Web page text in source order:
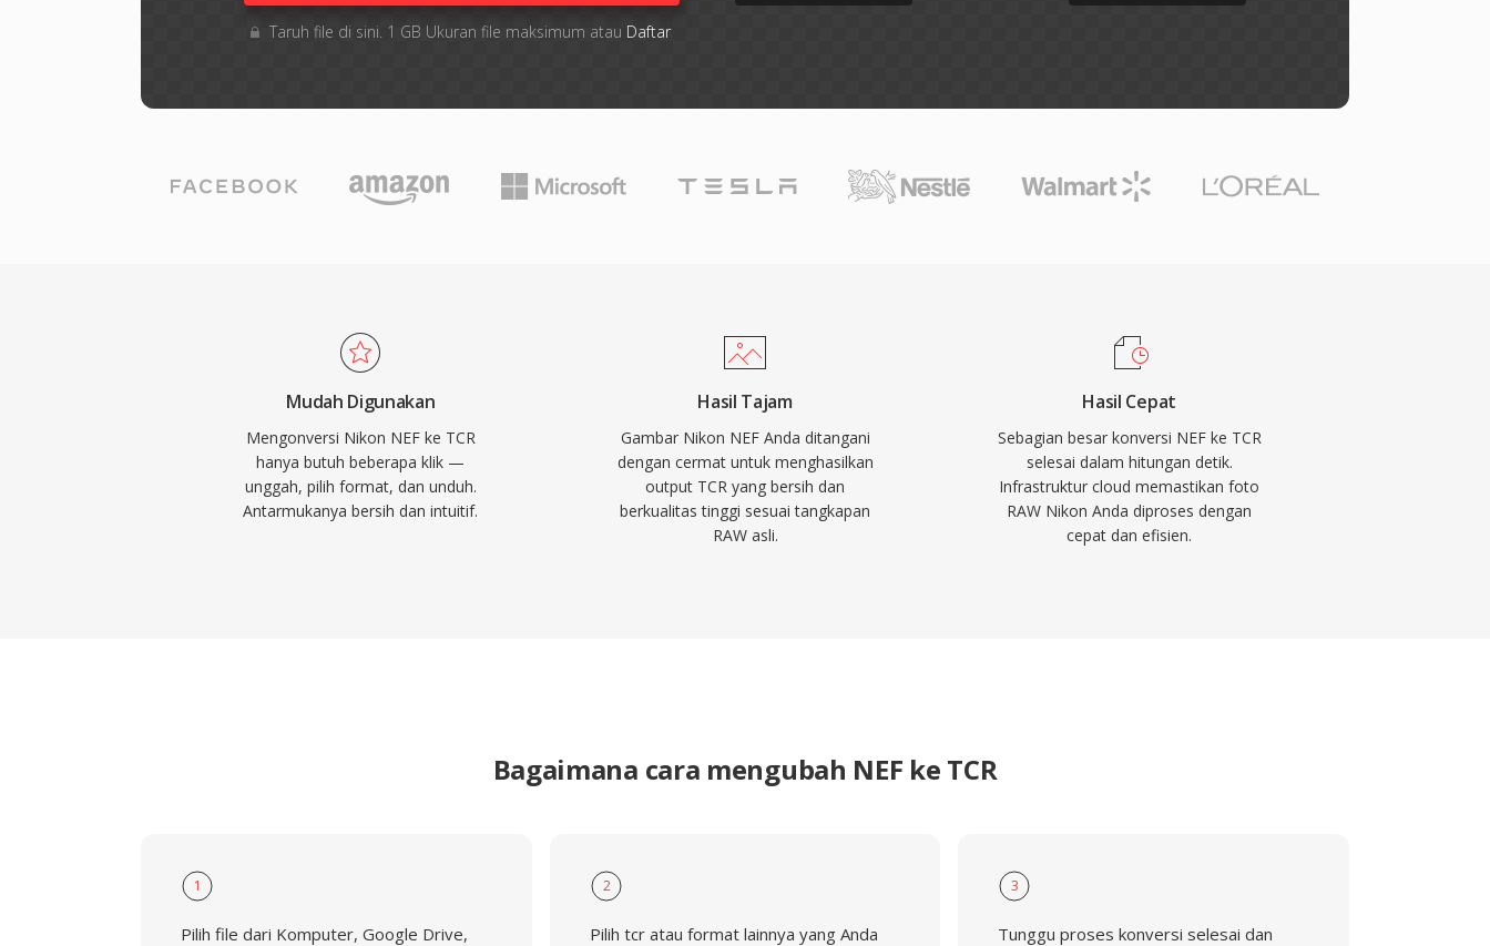
Taruh file di sini. 1 GB Ukuran file maksimum atau Daftar
Mudah Digunakan
Mengonversi Nikon NEF ke TCR
hanya butuh beberapa klik —
unggah, pilih format, dan unduh.
Antarmukanya bersih dan intuitif.
Hasil Tajam
Gambar Nikon NEF Anda ditangani
dengan cermat untuk menghasilkan
output TCR yang bersih dan
berkualitas tinggi sesuai tangkapan
RAW asli.
Hasil Cepat
Sebagian besar konversi NEF ke TCR
selesai dalam hitungan detik.
Infrastruktur cloud memastikan foto
RAW Nikon Anda diproses dengan
cepat dan efisien.
Bagaimana cara mengubah NEF ke TCR
1
Pilih file dari Komputer, Google Drive,
2
Pilih tcr atau format lainnya yang Anda
3
Tunggu proses konversi selesai dan